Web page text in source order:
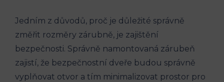
Jedním z důvodů, proč je důležité správně
změřit rozměry zárubně, je zajištění
bezpečnosti. Správně namontovaná zárubeň
zajistí, že bezpečnostní dveře budou správně
vyplňovat otvor a tím minimalizovat prostor pro